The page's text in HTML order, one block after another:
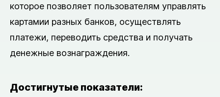
которое позволяет пользователям управлять
картамии разных банков, осуществлять
платежи, переводить средства и получать
денежные вознаграждения.
Достигнутые показатели: